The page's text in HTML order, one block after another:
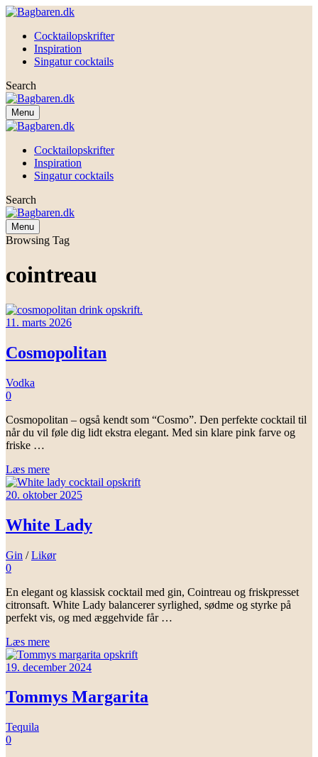
Cocktailopskrifter
Inspiration
Singatur cocktails
Search
Menu
Cocktailopskrifter
Inspiration
Singatur cocktails
Search
Menu
Browsing Tag
cointreau
11. marts 2026
Cosmopolitan
Vodka
0
Cosmopolitan – også kendt som “Cosmo”. Den perfekte cocktail til
når du vil føle dig lidt ekstra elegant. Med sin klare pink farve og
friske …
Læs mere
20. oktober 2025
White Lady
Gin /Likør
0
En elegant og klassisk cocktail med gin, Cointreau og friskpresset
citronsaft. White Lady balancerer syrlighed, sødme og styrke på
perfekt vis, og med æggehvide får …
Læs mere
19. december 2024
Tommys Margarita
Tequila
0